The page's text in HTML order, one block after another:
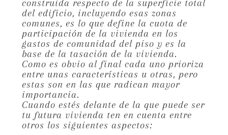
construida respecto de la superficie total
del edificio, incluyendo esas zonas
comunes, es lo que define la cuota de
participación de la vivienda en los
gastos de comunidad del piso y es la
base de la tasación de la vivienda.
Como es obvio al final cada uno prioriza
entre unas características u otras, pero
estas son en las que radican mayor
importancia.
Cuando estés delante de la que puede ser
tu futura vivienda ten en cuenta entre
otros los siguientes aspectos: